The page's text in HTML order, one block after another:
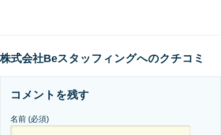
株式会社Beスタッフィングへのクチコミ
コメントを残す
名前 (必須)